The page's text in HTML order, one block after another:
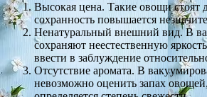
Высокая цена. Такие овощи стоят
сохранность повышается
Ненатуральный внешний вид. В
сохраняют неестественную
ввести в заблуждение
Отсутствие аромата. В
невозможно оценить запах